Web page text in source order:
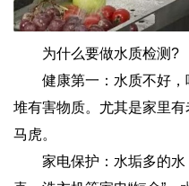
为什么要做水质检测?
健康第一：水质不好，
堆有害物质。尤其是家里
马虎。
家电保护：水垢多的水